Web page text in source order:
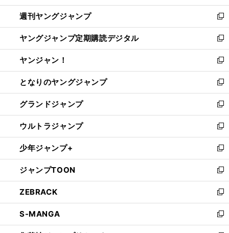
開
く
ウ
で
開
く
ン
ド
ウ
で
開
く
ウ
ィ
ン
ド
ウ
で
開
く
週刊ヤングジャンプ
新
し
い
ウ
ィ
ン
ド
ウ
で
開
く
ヤングジャンプ定期購読デジタル
新
し
い
ウ
ィ
ン
ド
ウ
で
開
く
ヤンジャン！
新
し
い
ウ
ィ
ン
ド
ウ
で
開
く
となりのヤングジャンプ
新
し
い
ウ
ィ
ン
ド
ウ
で
開
く
グランドジャンプ
新
し
い
ウ
ィ
ン
ド
ウ
で
開
く
ウルトラジャンプ
新
し
い
ウ
ィ
ン
ド
ウ
で
開
少年ジャンプ+
新
し
い
ウ
ィ
ン
ド
ウ
ジャンプTOON
新
し
い
ウ
ィ
ン
ZEBRACK
新
し
い
ウ
S-MANGA
新
し